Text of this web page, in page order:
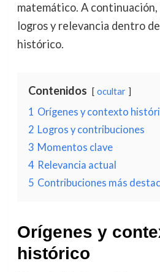
matemático. A continuación,
logros y relevancia dentro
histórico.
Contenidos ocultar
1 Orígenes y contexto
2 Logros y contribuciones
3 Momentos clave
4 Relevancia actual
5 Contribuciones más
Orígenes y
histórico